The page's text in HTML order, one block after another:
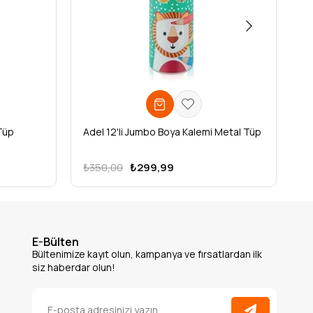
Adel 12'li Jumbo Boya Kalemi Metal Tüp
₺299,99
₺350,00
E-Bülten
Bültenimize kayıt olun, kampanya ve fırsatlardan ilk
siz haberdar olun!